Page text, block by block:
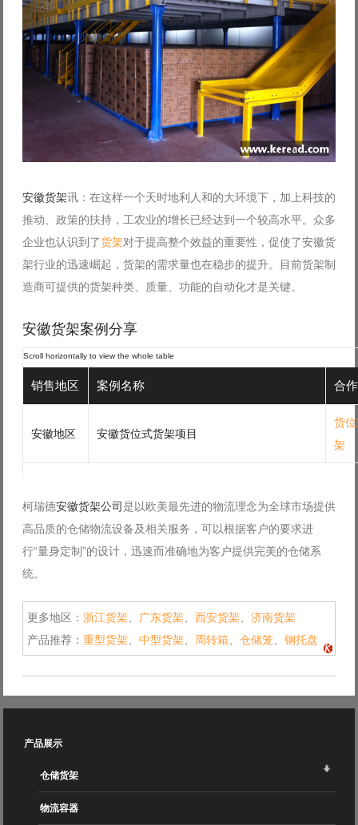
安徽货架讯：在这样一个天时地利人和的大环境下，加上科技的
推动、政策的扶持，工农业的增长已经达到一个较高水平。众多
企业也认识到了货架对于提高整个效益的重要性，促使了安徽货
架行业的迅速崛起，货架的需求量也在稳步的提升。目前货架制
造商可提供的货架种类、质量、功能的自动化才是关键。
安徽货架案例分享
销售地区 案例名称 合
安徽地区 安徽货位式货架项目
货
架
柯瑞德安徽货架公司 是以欧美最先进的物流理念为全球市场提供
高品质的仓储物流设备及相关服务，可以根据客户的要求进
行“量身定制”的设计，迅速而准确地为客户提供完美的仓储系
统。
更多地区： 浙江货架 广东货架 西安货架
济南货架
产品推荐： 重型货架 中型货架 周转箱 仓储笼 钢托盘
产品展示
仓储货架
物流容器